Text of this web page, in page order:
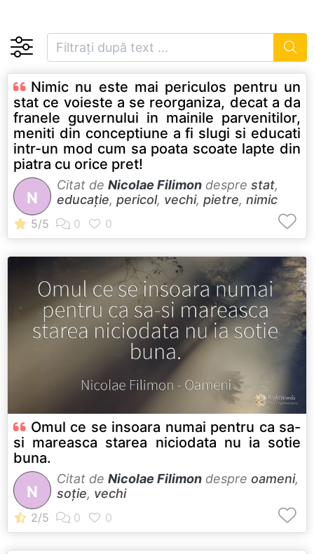
Nimic nu este mai periculos pentru un
stat ce voieste a se reorganiza, decat a da
franele guvernului in mainile parvenitilor,
meniti din conceptiune a fi slugi si educati
intr-un mod cum sa poata scoate lapte din
piatra cu orice pret!
N
Citat de Nicolae Filimon despre stat,
educație, pericol, vechi, pietre, nimic
Omul ce se insoara numai pentru ca sa-
si mareasca starea niciodata nu ia sotie
buna.
N
Citat de Nicolae Filimon despre oameni,
soție, vechi